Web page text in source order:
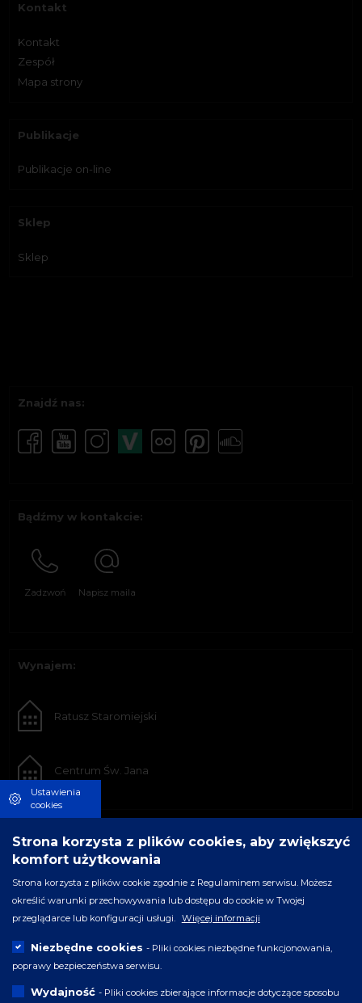
Kontakt
Kontakt
Zespół
Mapa strony
Publikacje
Publikacje on-line
Sklep
Sklep
Znajdź nas:
Bądźmy w kontakcie:
Zadzwoń Napisz maila
Wynajem:
Ratusz Staromiejski
Centrum Św. Jana
Ustawienia
cookies
Strona korzysta z plików cookies, aby zwiększyć
komfort użytkowania
Strona korzysta z plików cookie zgodnie z Regulaminem serwisu. Możesz
określić warunki przechowywania lub dostępu do cookie w Twojej
przeglądarce lub konfiguracji usługi.
Więcej informacji
Niezbędne cookies - Pliki cookies niezbędne funkcjonowania,
poprawy bezpieczeństwa serwisu.
Wydajność - Pliki cookies zbierające informacje dotyczące sposobu